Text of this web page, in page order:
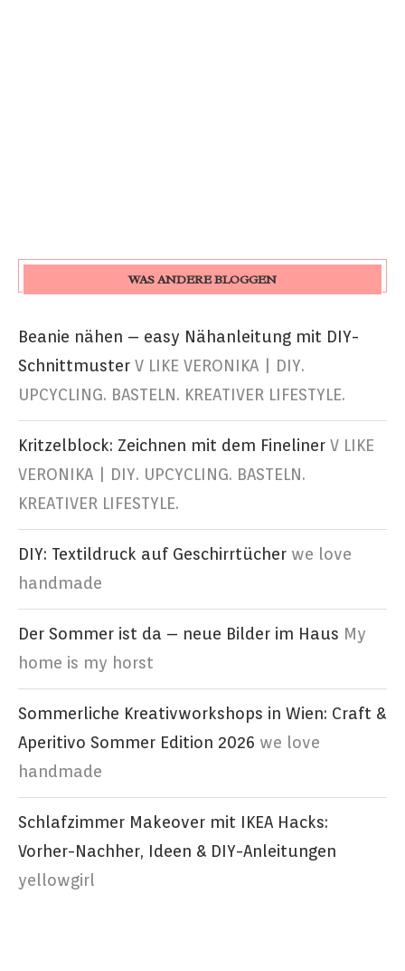
WAS ANDERE BLOGGEN
Beanie nähen – easy Nähanleitung mit DIY-
Schnittmuster V LIKE VERONIKA | DIY.
UPCYCLING. BASTELN. KREATIVER LIFESTYLE.
Kritzelblock: Zeichnen mit dem Fineliner V LIKE
VERONIKA | DIY. UPCYCLING. BASTELN.
KREATIVER LIFESTYLE.
DIY: Textildruck auf Geschirrtücher we love
handmade
Der Sommer ist da – neue Bilder im Haus My
home is my horst
Sommerliche Kreativworkshops in Wien: Craft &
Aperitivo Sommer Edition 2026 we love
handmade
Schlafzimmer Makeover mit IKEA Hacks:
Vorher-Nachher, Ideen & DIY-Anleitungen
yellowgirl